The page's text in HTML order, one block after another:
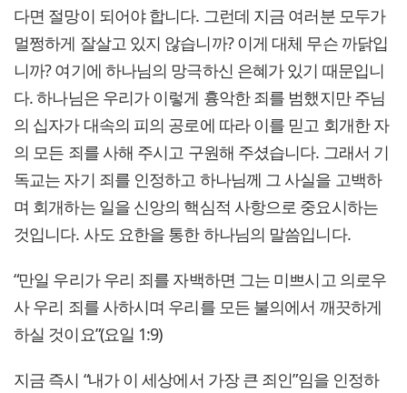
다면 절망이 되어야 합니다. 그런데 지금 여러분 모두가
멀쩡하게 잘살고 있지 않습니까? 이게 대체 무슨 까닭입
니까? 여기에 하나님의 망극하신 은혜가 있기 때문입니
다. 하나님은 우리가 이렇게 흉악한 죄를 범했지만 주님
의 십자가 대속의 피의 공로에 따라 이를 믿고 회개한 자
의 모든 죄를 사해 주시고 구원해 주셨습니다. 그래서 기
독교는 자기 죄를 인정하고 하나님께 그 사실을 고백하
며 회개하는 일을 신앙의 핵심적 사항으로 중요시하는
것입니다. 사도 요한을 통한 하나님의 말씀입니다.
“만일 우리가 우리 죄를 자백하면 그는 미쁘시고 의로우
사 우리 죄를 사하시며 우리를 모든 불의에서 깨끗하게
하실 것이요”(요일 1:9)
지금 즉시 “내가 이 세상에서 가장 큰 죄인”임을 인정하